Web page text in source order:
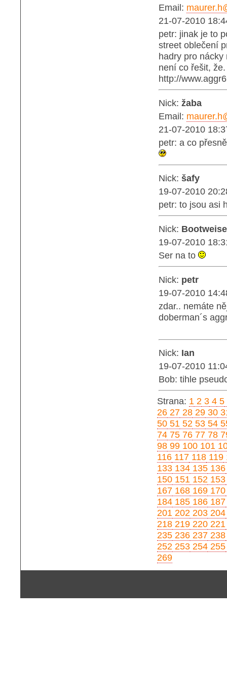
Email:
21-07-2010
petr: jinak je to
street oblečení
hadry pro
není co řešit,
http://
Nick: žaba
Email:
21-07-2010
petr: a co
Nick: šafy
19-07-2010
petr: to jsou asi
Nick:
19-07-2010
Ser na to
Nick: petr
19-07-2010
zdar.. nemáte
doberman´s
Nick: Ian
19-07-2010
Bob: tihle
Strana: 1 2 3 4 5
26 27 28 29 30
50 51 52 53 54
74 75 76 77 78
98 99 100 101
116 117 118 119
133 134 135 136
150 151 152 153
167 168 169 170
184 185 186 187
201 202 203 204
218 219 220 221
235 236 237 238
252 253 254 255
269